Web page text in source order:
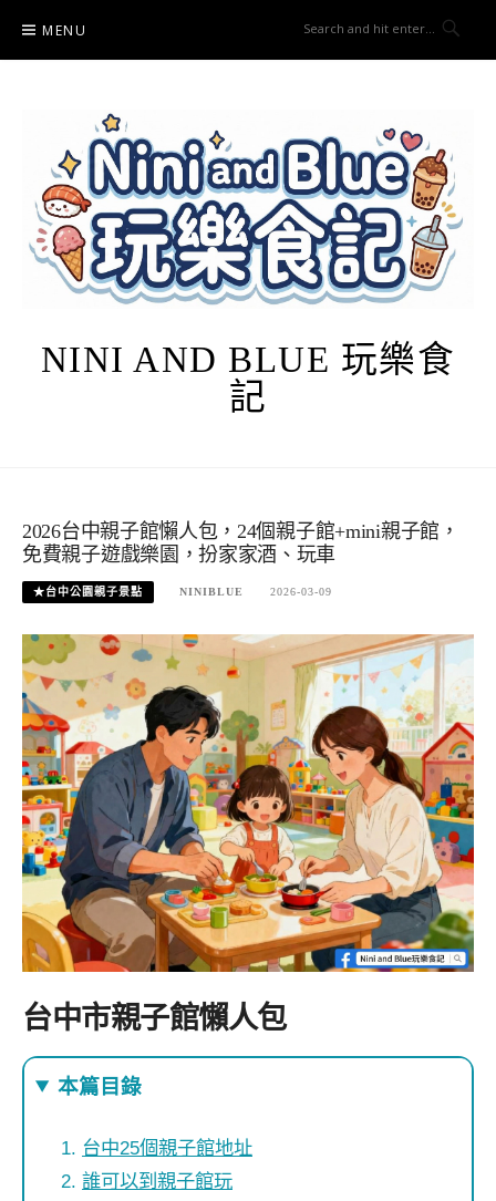
content
MENU
NINI AND BLUE 玩樂食
記
2026台中親子館懶人包，24個親子館+mini親子館，
免費親子遊戲樂園，扮家家酒、玩車
★台中公園親子景點 NINIBLUE 2026-03-09
台中市親子館懶人包
本篇目錄
台中25個親子館地址
誰可以到親子館玩